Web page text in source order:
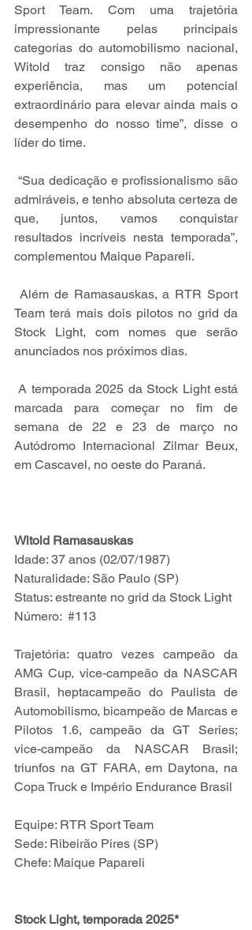
Sport Team. Com uma trajetória
impressionante pelas principais
categorias do automobilismo nacional,
Witold traz consigo não apenas
experiência, mas um potencial
extraordinário para elevar ainda mais o
desempenho do nosso time”, disse o
líder do time.
admiráveis, e tenho absoluta certeza de
que, juntos, vamos conquistar
resultados incríveis nesta temporada”,
complementou Maique Papareli.
Team terá mais dois pilotos no grid da
Stock Light, com nomes que serão
anunciados nos próximos dias.
A temporada 2025 da Stock Light está
marcada para começar no fim de
semana de 22 e 23 de março no
Autódromo Internacional Zilmar Beux,
em Cascavel, no oeste do Paraná.
Witold Ramasauskas
Idade: 37 anos (02/07/1987)
Naturalidade: São Paulo (SP)
Status: estreante no grid da Stock Light
Número: #113
Trajetória: quatro vezes campeão da
AMG Cup, vice-campeão da NASCAR
Brasil, heptacampeão do Paulista de
Automobilismo, bicampeão de Marcas e
Pilotos 1.6, campeão da GT Series;
vice-campeão da NASCAR Brasil;
triunfos na GT FARA, em Daytona, na
Copa Truck e Império Endurance Brasil
Equipe: RTR Sport Team
Sede: Ribeirão Pires (SP)
Chefe: Maique Papareli
Stock Light, temporada 2025*